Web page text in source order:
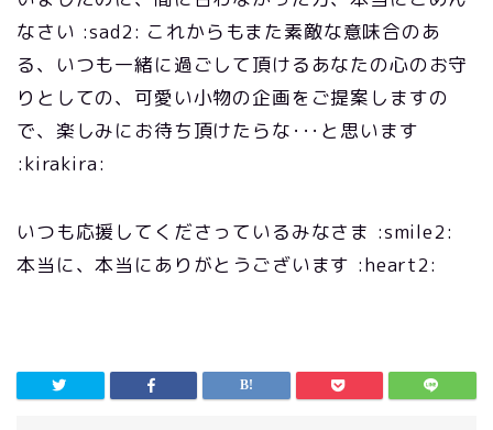
なさい :sad2: これからもまた素敵な意味合のあ
る、いつも一緒に過ごして頂けるあなたの心のお守
りとしての、可愛い小物の企画をご提案しますの
で、楽しみにお待ち頂けたらな･･･と思います
:kirakira:
いつも応援してくださっているみなさま :smile2:
本当に、本当にありがとうございます :heart2: